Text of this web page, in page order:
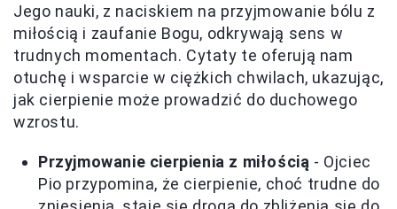
Jego nauki, z naciskiem na przyjmowanie bólu z
miłością i zaufanie Bogu, odkrywają sens w
trudnych momentach. Cytaty te oferują nam
otuchę i wsparcie w ciężkich chwilach, ukazując,
jak cierpienie może prowadzić do duchowego
wzrostu.
Przyjmowanie cierpienia z miłością - Ojciec
Pio przypomina, że cierpienie, choć trudne do